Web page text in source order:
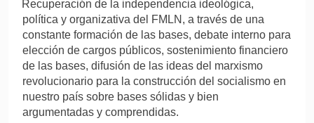
Recuperación de la independencia ideológica,
política y organizativa del FMLN, a través de una
constante formación de las bases, debate interno para
elección de cargos públicos, sostenimiento financiero
de las bases, difusión de las ideas del marxismo
revolucionario para la construcción del socialismo en
nuestro país sobre bases sólidas y bien
argumentadas y comprendidas.